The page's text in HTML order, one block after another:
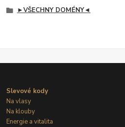
►VŠECHNY DOMÉNY◄
Slevové kody
Na vlasy
Na klouby
Energie a vitalita